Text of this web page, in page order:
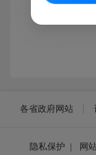
各省政府网站
隐私保护 | 网